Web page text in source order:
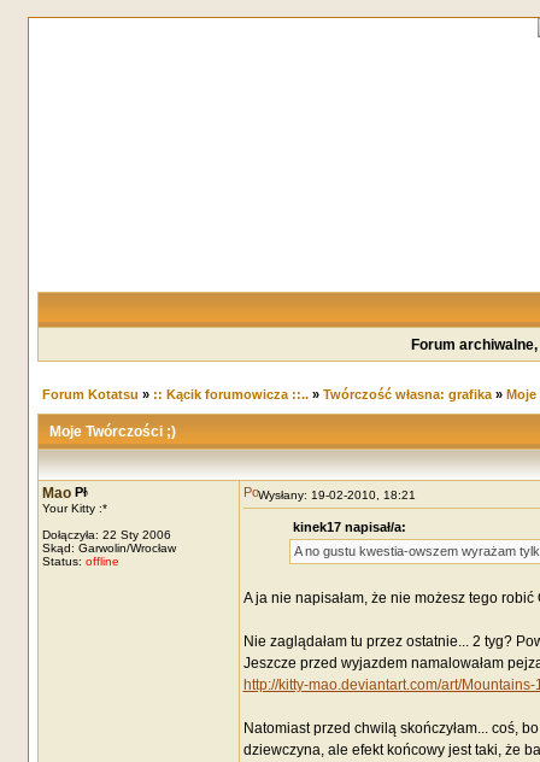
Forum
Forum Kotatsu » :: Kącik forumowicza ::..» Twórczość własna: grafika» Moje
Moje Twórczości ;)
Mao
Your Kitty :*
Dołączyła: 22 Sty 2006
Skąd: Garwolin/Wrocław
Status: offline
Wysłany: 19-02-2010, 18:21
kinek17 napisał/a:
A no gustu kwestia-owszem wyrażam
A ja nie napisałam, że nie możesz tego robić
Nie zaglądałam tu przez ostatnie... 2 tyg?
Jeszcze przed wyjazdem namalowałam
http://kitty-mao.deviantart.com/art/
Natomiast przed chwilą skończyłam... coś,
dziewczyna, ale efekt końcowy jest taki, że